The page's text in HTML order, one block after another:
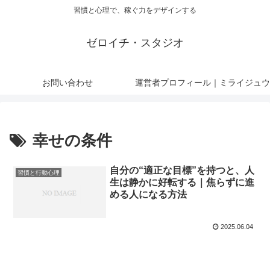
習慣と心理で、稼ぐ力をデザインする
ゼロイチ・スタジオ
お問い合わせ 運営者プロフィール｜ミライジュウ
幸せの条件
習慣と行動心理
自分の“適正な目標”を持つと、人
生は静かに好転する｜焦らずに進
める人になる方法
2025.06.04